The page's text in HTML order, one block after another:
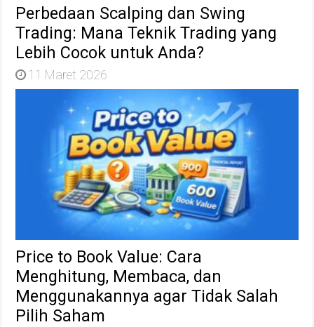
Perbedaan Scalping dan Swing
Trading: Mana Teknik Trading yang
Lebih Cocok untuk Anda?
11 Maret 2026
Price to Book Value: Cara
Menghitung, Membaca, dan
Menggunakannya agar Tidak Salah
Pilih Saham